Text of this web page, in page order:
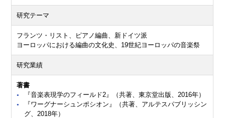
研究テーマ
フランツ・リスト、ピアノ編曲、新ドイツ派
ヨーロッパにおける編曲の文化史、19世紀ヨーロッパの音楽祭
研究業績
著書
『音楽表現学のフィールド2』（共著、東京堂出版、2016年）
『ワーグナーシュンポシオン』（共著、アルテスパブリッシン
グ、2018年）